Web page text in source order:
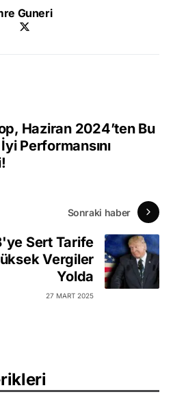
Guneri
Haziran 2024’ten Bu
Performansını
Sonraki haber
Sert Tarife
Vergiler
Yolda
27 MART 2025